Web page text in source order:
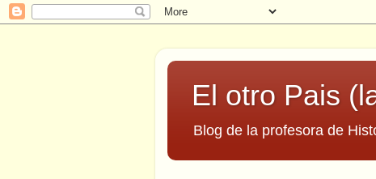
El otro Pais
Blog de la profesora de